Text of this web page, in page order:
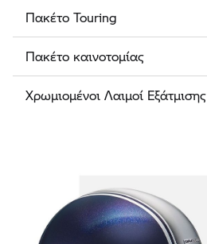
Πακέτο Touring
Πακέτο καινοτομίας
Χρωμιομένοι Λαιμοί Εξάτμισης